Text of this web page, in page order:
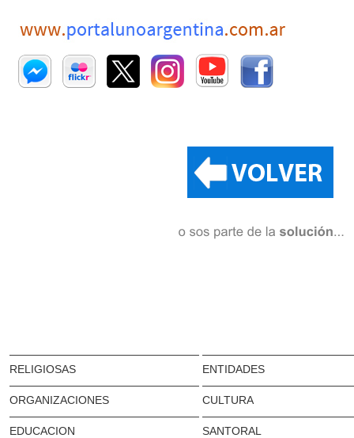
RELIGIOSAS ENTIDADES
ORGANIZACIONES CULTURA
EDUCACION SANTORAL